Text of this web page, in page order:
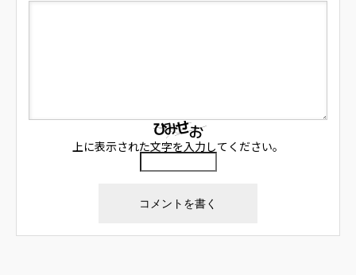
上に表示された文字を入力してください。